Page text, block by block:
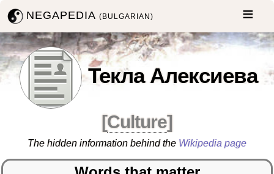
NEGAPEDIA(BULGARIAN)
Текла Алексиева
[Culture]
The hidden information behind the Wikipedia page